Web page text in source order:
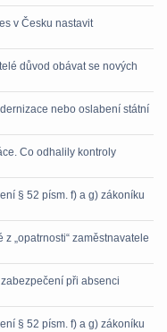
v Česku nastavit
důvod obávat se nových
nebo oslabení státní
Co odhalily kontroly
§ 52 písm. f) a g) zákoníku
„opatrnosti“ zaměstnavatele
při absenci
§ 52 písm. f) a g) zákoníku